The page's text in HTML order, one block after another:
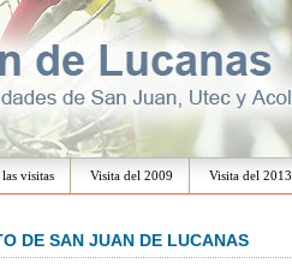
Ir
visitas Visita del 2009 Visita del 2013
DE SAN JUAN DE LUCANAS